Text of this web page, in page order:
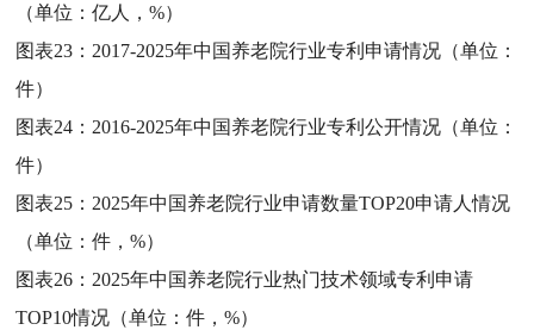
（单位：亿人，%）
图表23： 2017-2025年中国养老院行业专利申请情况（单位：
件）
图表24： 2016-2025年中国养老院行业专利公开情况（单位：
件）
图表25： 2025年中国养老院行业申请数量TOP20申请人情况
（单位：件，%）
图表26： 2025年中国养老院行业热门技术领域专利申请
TOP10情况（单位：件，%）